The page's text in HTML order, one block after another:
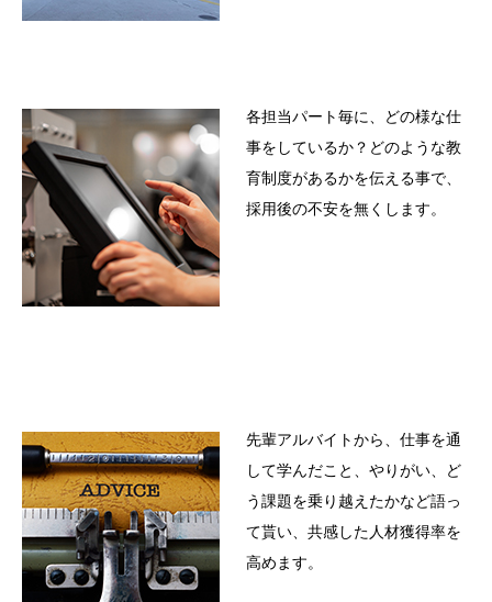
各担当パート毎に、どの様な仕
事をしているか？どのような教
育制度があるかを伝える事で、
採用後の不安を無くします。
先輩アルバイトから、仕事を通
して学んだこと、やりがい、ど
う課題を乗り越えたかなど語っ
て貰い、共感した人材獲得率を
高めます。